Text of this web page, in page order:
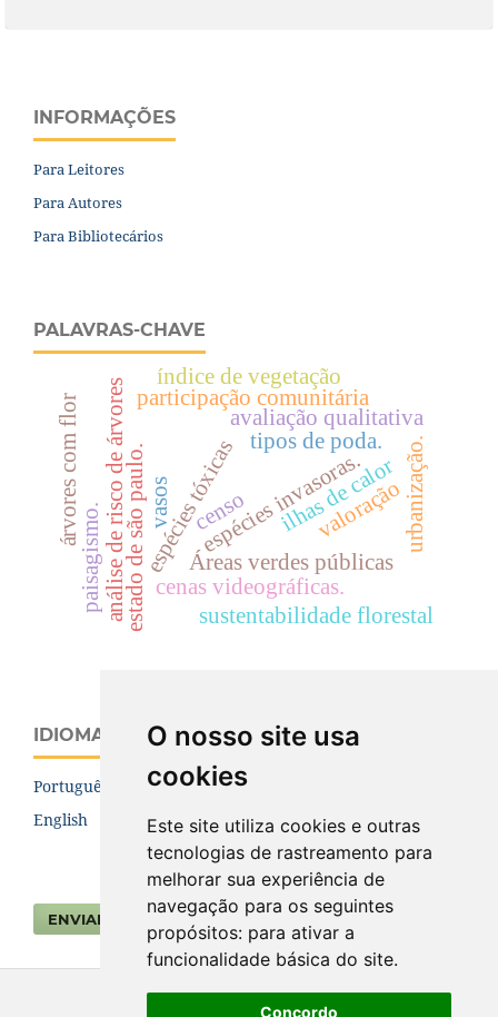
O nosso site usa
cookies
Este site utiliza cookies e outras
tecnologias de rastreamento para
melhorar sua experiência de
navegação para os seguintes
propósitos: para ativar a
funcionalidade básica do site.
Concordo
INFORMAÇÕES
Para Leitores
Para Autores
Para Bibliotecários
PALAVRAS-CHAVE
Áreas verdes públicas
espécies tóxicasespécies invasoras.
estado de são paulo.
avaliação qualitativa
tipos de poda.
análise de risco de árvores
paisagismo. cenas videográficas.
censo
participação comunitária
árvores com flor urbanização.
sustentabilidade florestal
índice de vegetação
ilhas de calor
valoração
vasos
IDIOMA
Português (Brasil)
English
ENVIAR SUBMISSÃO